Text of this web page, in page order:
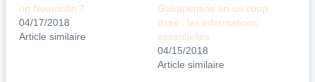
on Neurontin ?
04/17/2018
Article similaire
Gabapentine en un coup
d’œil : les informations
essentielles
04/15/2018
Article similaire